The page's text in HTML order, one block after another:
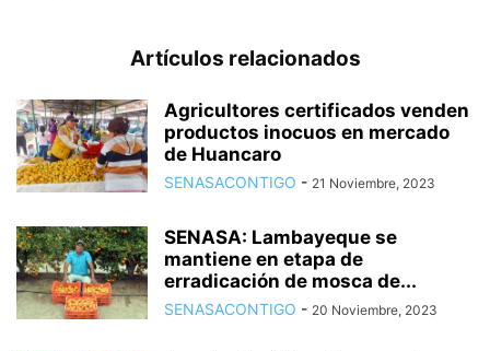
Artículos relacionados
Agricultores certificados venden
productos inocuos en mercado
de Huancaro
SENASACONTIGO - 21 Noviembre, 2023
SENASA: Lambayeque se
mantiene en etapa de
erradicación de mosca de...
SENASACONTIGO - 20 Noviembre, 2023